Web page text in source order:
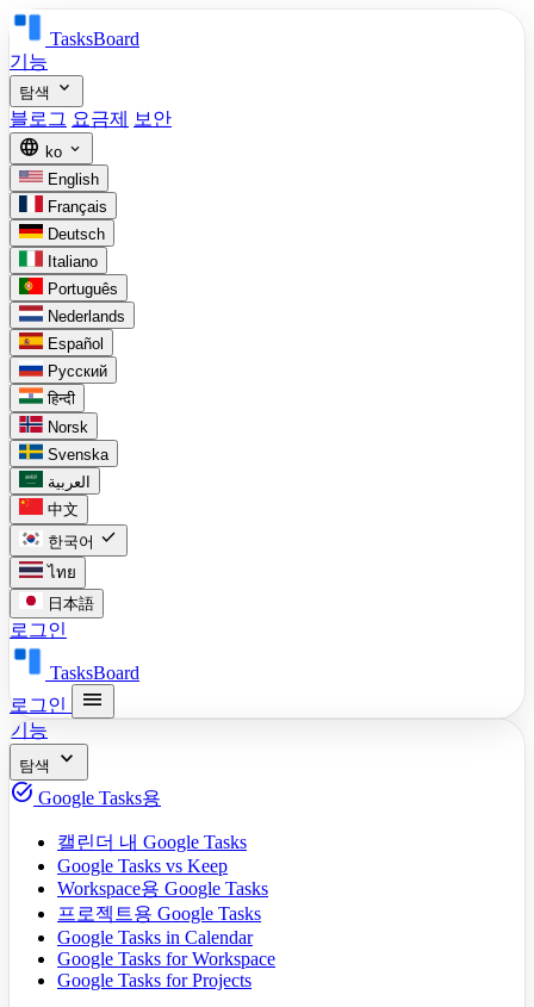
TasksBoard
기능
탐색 expand_more
블로그 요금제 보안
language ko expand_more
English
Français
Deutsch
Italiano
Português
Nederlands
Español
Русский
हिन्दी
Norsk
Svenska
العربية
中文
한국어 check
ไทย
日本語
로그인
TasksBoard
로그인
menu
기능
탐색
expand_more
task_alt Google Tasks용
캘린더 내 Google Tasks
Google Tasks vs Keep
Workspace용 Google Tasks
프로젝트용 Google Tasks
Google Tasks in Calendar
Google Tasks for Workspace
Google Tasks for Projects